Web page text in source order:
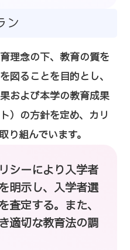
ン
理念の下、教育の質を
図ることを目的とし、
および本学の教育成果
）の方針を定め、カリ
り組んでいます。
シーにより入学者
明示し、入学者選
査定する。また、
適切な教育法の調